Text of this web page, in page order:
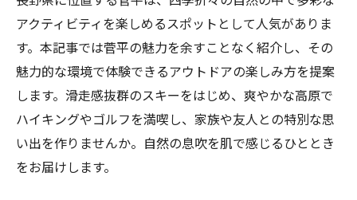
アクティビティを楽しめるスポットとして人気がありま
す。本記事では菅平の魅力を余すことなく紹介し、その
魅力的な環境で体験できるアウトドアの楽しみ方を提案
します。滑走感抜群のスキーをはじめ、爽やかな高原で
ハイキングやゴルフを満喫し、家族や友人との特別な思
い出を作りませんか。自然の息吹を肌で感じるひととき
をお届けします。